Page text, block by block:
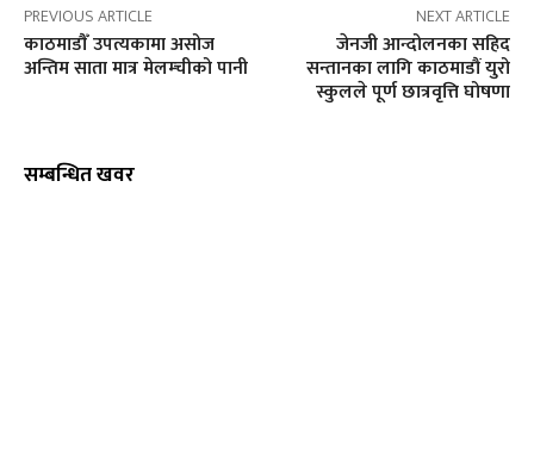
PREVIOUS ARTICLE
काठमाडौँ उपत्यकामा असोज
अन्तिम साता मात्र मेलम्चीको पानी
NEXT ARTICLE
जेनजी आन्दोलनका सहिद
सन्तानका लागि काठमाडौं युरो
स्कुलले पूर्ण छात्रवृत्ति घोषणा
सम्बन्धित खवर